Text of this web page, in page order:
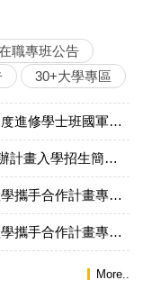
職專班公告
30+大學專區
國立屏東大學115學年度進修學士班國軍退除役官兵錄取生報到程序說明
115學年度30+大學試辦計畫入學招生簡章公告 (報名日期115.7.15~7.29)
115學年度進修學制產學攜手合作計畫專班國際經營與貿易學系經營管理專班錄取名單
115學年度進修學制產學攜手合作計畫專班成績通知單於4/9寄發公告
More..